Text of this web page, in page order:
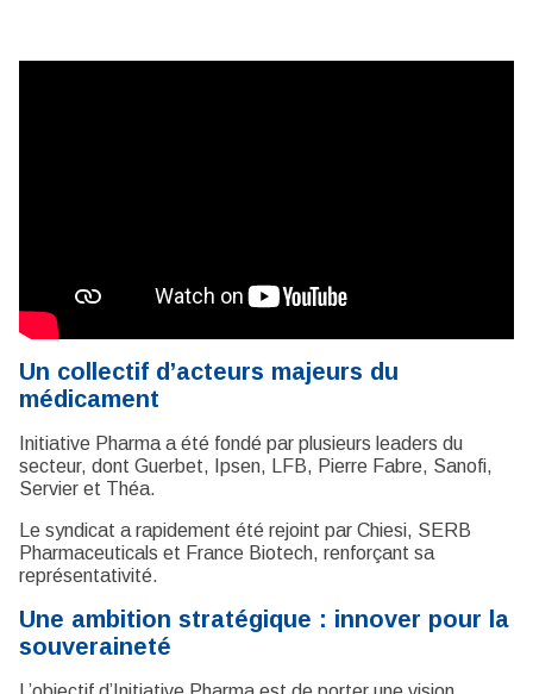
Un collectif d’acteurs majeurs du
médicament
Initiative Pharma a été fondé par plusieurs leaders du
secteur, dont Guerbet, Ipsen, LFB, Pierre Fabre, Sanofi,
Servier et Théa.
Le syndicat a rapidement été rejoint par Chiesi, SERB
Pharmaceuticals et France Biotech, renforçant sa
représentativité.
Une ambition stratégique : innover pour la
souveraineté